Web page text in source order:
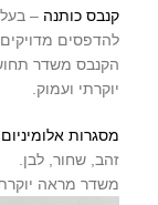
קנבס כותנה –
להדפסים
הקנבס משדר
יוקרתי ועמוק.
מסגרות
זהב, שחור, לבן.
משדר מראה